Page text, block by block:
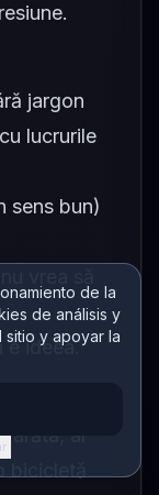
de la
de análisis y
y apoyar la
jargon
lucrurile
sens bun)
e ideea.
arăta, ar